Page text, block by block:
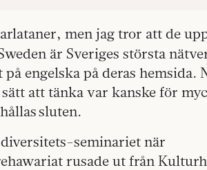
men jag tror att de
är Sveriges största
engelska på deras hemsida.
att tänka var kanske för
sluten.
seminariet när
rusade ut från